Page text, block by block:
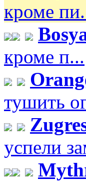
кроме
кроме п...
тушить
успели